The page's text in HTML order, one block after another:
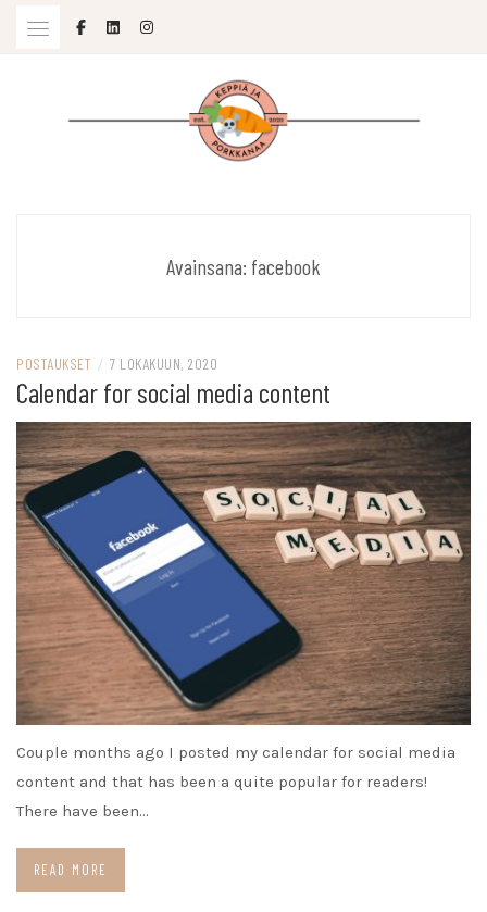
Avainsana: facebook
POSTAUKSET / 7 LOKAKUUN, 2020
Calendar for social media content
Couple months ago I posted my calendar for social media
content and that has been a quite popular for readers!
There have been…
READ MORE